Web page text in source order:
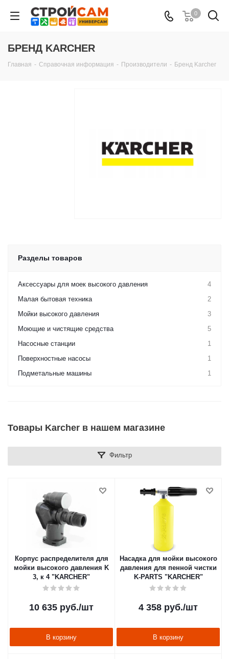
0
БРЕНД KARCHER
Главная - Справочная информация - Производители - Бренд Karcher
Разделы товаров
Аксессуары для моек высокого давления
4
Малая бытовая техника
2
Мойки высокого давления
3
Моющие и чистящие средства
5
Насосные станции
1
Поверхностные насосы
1
Подметальные машины
1
Товары Karcher в нашем магазине
Фильтр
Корпус распределителя для
мойки высокого давления K
3, к 4 "KARCHER"
10 635 руб./шт
В корзину
Насадка для мойки высокого
давления для пенной чистки
K-PARTS "KARCHER"
4 358 руб./шт
В корзину